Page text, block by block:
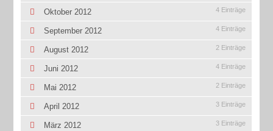
Oktober 2012 4 Einträge
September 2012 4 Einträge
August 2012 2 Einträge
Juni 2012 4 Einträge
Mai 2012 2 Einträge
April 2012 3 Einträge
März 2012 3 Einträge